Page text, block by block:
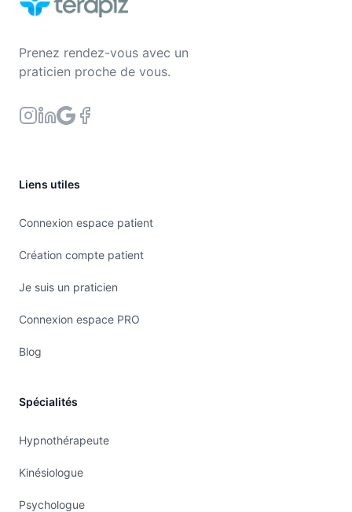
Prenez rendez-vous avec un
praticien proche de vous.
Liens utiles
Connexion espace patient
Création compte patient
Je suis un praticien
Connexion espace PRO
Blog
Spécialités
Hypnothérapeute
Kinésiologue
Psychologue